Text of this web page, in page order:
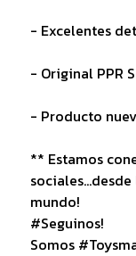
- Excelentes
- Original PPR
- Producto
** Estamos
mundo!
#Seguinos!
Somos